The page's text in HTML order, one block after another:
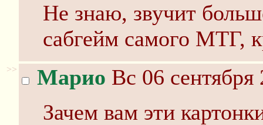
Не знаю, звучит
сабгейм самого МТГ,
>> Марио Вс 06
Зачем вам эти